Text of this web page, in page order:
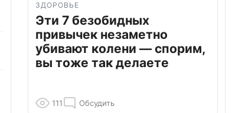
ЗДОРОВЬЕ
Эти 7 безобидных
привычек незаметно
убивают колени — спорим,
вы тоже так делаете
111 Обсудить